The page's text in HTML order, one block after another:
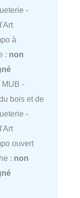
-
à
: non
MUB -
bois et de
-
ouvert
: non